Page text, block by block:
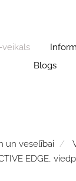
veikals
Blogs
un veselībai
EDGE,